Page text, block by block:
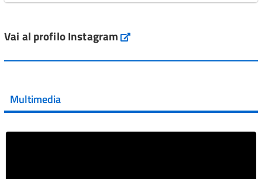
Vai al post →
Vai al post →
Vai al profilo Instagram Instagram
Multimedia